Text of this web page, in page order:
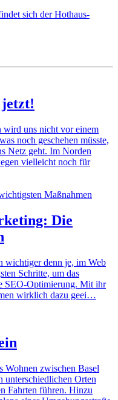
sich der Hothaus-
uns nicht vor einem
noch geschehen müsste,
Netz geht. Im Norden
vielleicht noch für
Die
wichtiger denn je, im Web
Schritte, um das
SEO-Optimierung. Mit ihr
wirklich dazu geei…
Wohnen zwischen Basel
unterschiedlichen Orten
Fahrten führen. Hinzu